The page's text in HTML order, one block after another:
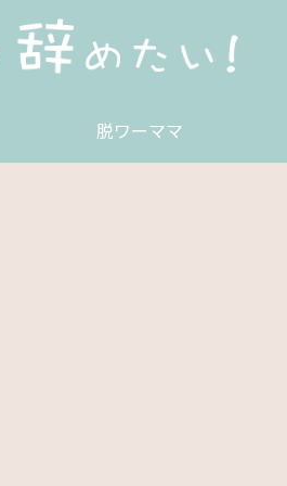
脱ワーママ